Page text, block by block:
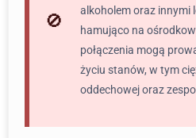
alkoholem oraz innymi
hamująco na
połączenia mogą
życiu stanów, w tym
oddechowej oraz